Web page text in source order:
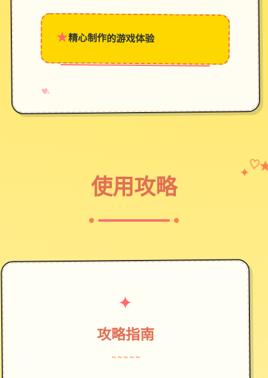
★精心制作的游戏体验
♥
✧
→
使用攻略
✦ ♡
✦
攻略指南
~~~~~